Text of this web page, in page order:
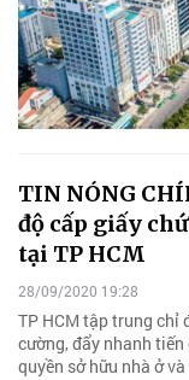
TIN NÓNG
độ cấp giấy
tại TP HCM
28/09/2020 19:28
TP HCM tập trung chỉ
cường, đẩy nhanh
quyền sở hữu nhà ở